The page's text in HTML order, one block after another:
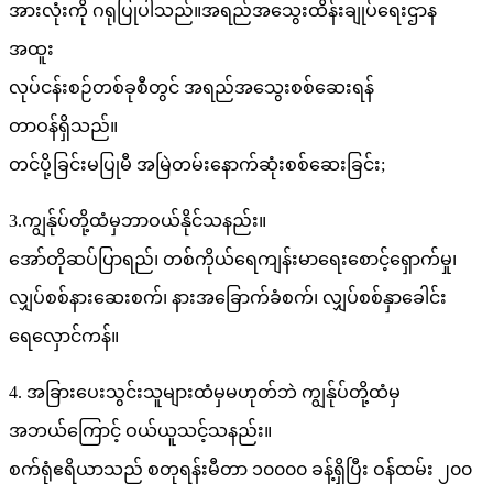
အားလုံးကို ဂရုပြုပါသည်။အရည်အသွေးထိန်းချုပ်ရေးဌာန
အထူး
လုပ်ငန်းစဉ်တစ်ခုစီတွင် အရည်အသွေးစစ်ဆေးရန်
တာဝန်ရှိသည်။
တင်ပို့ခြင်းမပြုမီ အမြဲတမ်းနောက်ဆုံးစစ်ဆေးခြင်း;
3.ကျွန်ုပ်တို့ထံမှဘာဝယ်နိုင်သနည်း။
အော်တိုဆပ်ပြာရည်၊ တစ်ကိုယ်ရေကျန်းမာရေးစောင့်ရှောက်မှု၊
လျှပ်စစ်နားဆေးစက်၊ နားအခြောက်ခံစက်၊ လျှပ်စစ်နှာခေါင်း
ရေလှောင်ကန်။
4. အခြားပေးသွင်းသူများထံမှမဟုတ်ဘဲ ကျွန်ုပ်တို့ထံမှ
အဘယ်ကြောင့် ဝယ်ယူသင့်သနည်း။
စက်ရုံဧရိယာသည် စတုရန်းမီတာ ၁၀၀၀၀ ခန့်ရှိပြီး ဝန်ထမ်း ၂၀၀